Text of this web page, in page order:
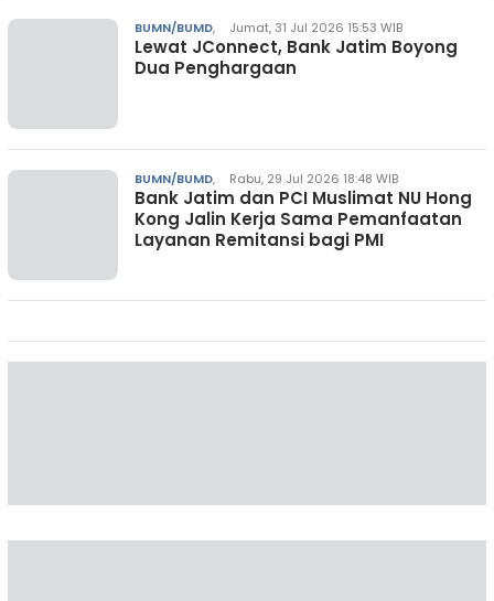
BUMN/BUMD, Jumat, 31 Jul 2026 15:53 WIB
Lewat JConnect, Bank Jatim Boyong
Dua Penghargaan
BUMN/BUMD, Rabu, 29 Jul 2026 18:48 WIB
Bank Jatim dan PCI Muslimat NU Hong
Kong Jalin Kerja Sama Pemanfaatan
Layanan Remitansi bagi PMI